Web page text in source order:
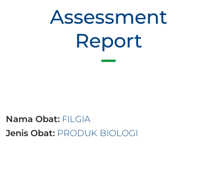
Assessment
Report
Nama Obat: FILGIA
Jenis Obat: PRODUK BIOLOGI